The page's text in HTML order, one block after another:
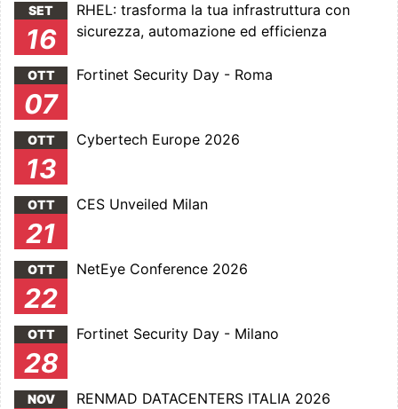
SET
16
RHEL: trasforma la tua infrastruttura con
sicurezza, automazione ed efficienza
OTT
07
Fortinet Security Day - Roma
OTT
13
Cybertech Europe 2026
OTT
21
CES Unveiled Milan
OTT
22
NetEye Conference 2026
OTT
28
Fortinet Security Day - Milano
NOV RENMAD DATACENTERS ITALIA 2026